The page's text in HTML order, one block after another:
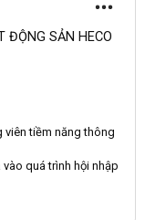
ĐỘNG SẢN HECO
viên tiềm năng thông
quá trình hội nhập